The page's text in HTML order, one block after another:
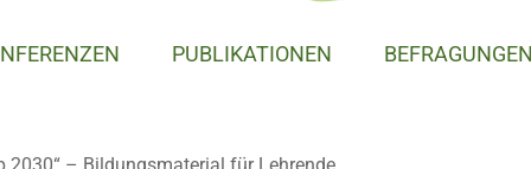
PUBLIKATIONEN BEFRAGUNGEN